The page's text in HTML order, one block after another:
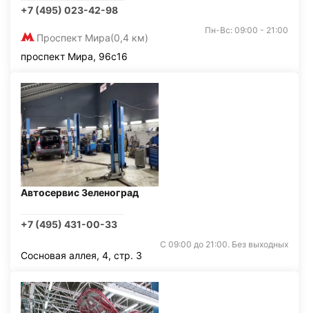
+7 (495) 023-42-98
Проспект Мира(0,4 км)
Пн-Вс: 09:00 - 21:00
проспект Мира, 96с16
Автосервис Зеленоград
+7 (495) 431-00-33
С 09:00 до 21:00. Без выходных
Сосновая аллея, 4, стр. 3